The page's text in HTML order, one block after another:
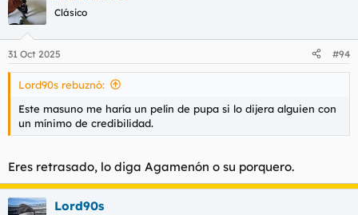
Clásico
31 Oct 2025 #94
Lord90s rebuznó:
Este masuno me haría un pelín de pupa si lo dijera alguien con
un mínimo de credibilidad.
Eres retrasado, lo diga Agamenón o su porquero.
Lord90s